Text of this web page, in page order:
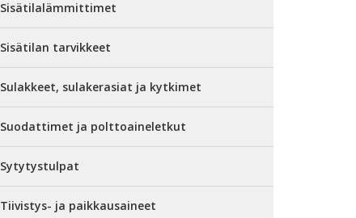
Sisätilalämmittimet
Sisätilan tarvikkeet
Sulakkeet, sulakerasiat ja kytkimet
Suodattimet ja polttoaineletkut
Sytytystulpat
Tiivistys- ja paikkausaineet